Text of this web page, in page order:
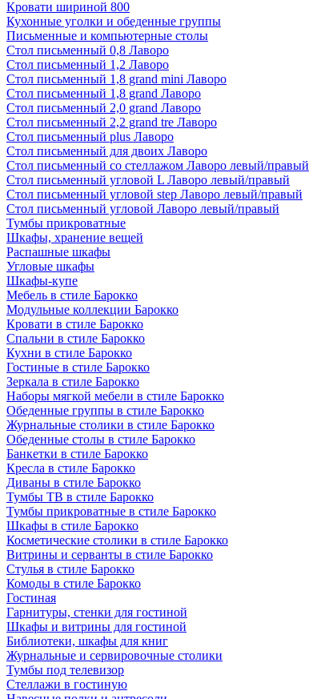
Кровати шириной 800
Кухонные уголки и обеденные группы
Письменные и компьютерные столы
Стол письменный 0,8 Лаворо
Стол письменный 1,2 Лаворо
Стол письменный 1,8 grand mini Лаворо
Стол письменный 1,8 grand Лаворо
Стол письменный 2,0 grand Лаворо
Стол письменный 2,2 grand tre Лаворо
Стол письменный plus Лаворо
Стол письменный для двоих Лаворо
Стол письменный со стеллажом Лаворо левый/правый
Стол письменный угловой L Лаворо левый/правый
Стол письменный угловой step Лаворо левый/правый
Стол письменный угловой Лаворо левый/правый
Тумбы прикроватные
Шкафы, хранение вещей
Распашные шкафы
Угловые шкафы
Шкафы-купе
Мебель в стиле Барокко
Модульные коллекции Барокко
Кровати в стиле Барокко
Спальни в стиле Барокко
Кухни в стиле Барокко
Гостиные в стиле Барокко
Зеркала в стиле Барокко
Наборы мягкой мебели в стиле Барокко
Обеденные группы в стиле Барокко
Журнальные столики в стиле Барокко
Обеденные столы в стиле Барокко
Банкетки в стиле Барокко
Кресла в стиле Барокко
Диваны в стиле Барокко
Тумбы ТВ в стиле Барокко
Тумбы прикроватные в стиле Барокко
Шкафы в стиле Барокко
Косметические столики в стиле Барокко
Витрины и серванты в стиле Барокко
Стулья в стиле Барокко
Комоды в стиле Барокко
Гостиная
Гарнитуры, стенки для гостиной
Шкафы и витрины для гостиной
Библиотеки, шкафы для книг
Журнальные и сервировочные столики
Тумбы под телевизор
Стеллажи в гостиную